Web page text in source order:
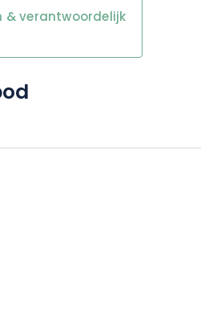
& verantwoordelijk